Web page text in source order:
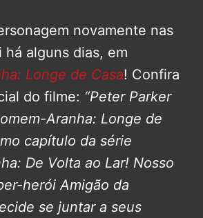
novamente nas
há alguns dias, em
Longe de Casa! Confira
do filme: “Peter Parker
Aranha: Longe de
capítulo da série
De Volta ao Lar! Nosso
herói Amigão da
se juntar a seus